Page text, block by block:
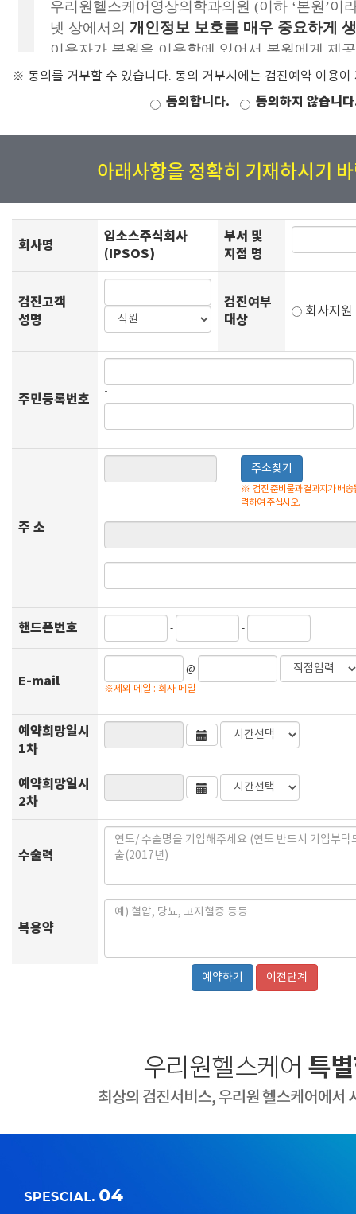
※ 동의를 거부할 수 있습니다. 동의 거부시에는 검진예약 이용이
동의합니다. 동의하지 않습니
아래사항을 정확히 기재하시기
회사명
입소스주식회사
(IPSOS)
부서 및
지점 명
검진고객
성명
검진여부
대상
회사지
주민등록번호 -
주 소
주소찾기
※ 검진 준비물과 결과지가 배
력하여 주십시오.
핸드폰번호 - -
E-mail
@
※제외 메일 : 회사 메일
예약희망일시
1차
예약희망일시
2차
수술력
복용약
이전단계